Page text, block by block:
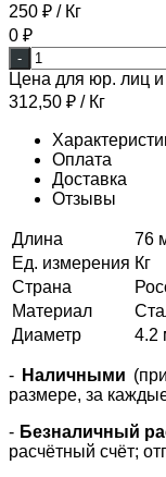
250 ₽ / Кг
0 ₽
-
Цена для юр. лиц и
312,50 ₽ / Кг
Оплата
Доставка
Отзывы
Длина
76
Ед. измерения Кг
Страна
Материал
Диаметр
4.2
- Наличными
размере, за
- Безналичный
расчётный счёт;